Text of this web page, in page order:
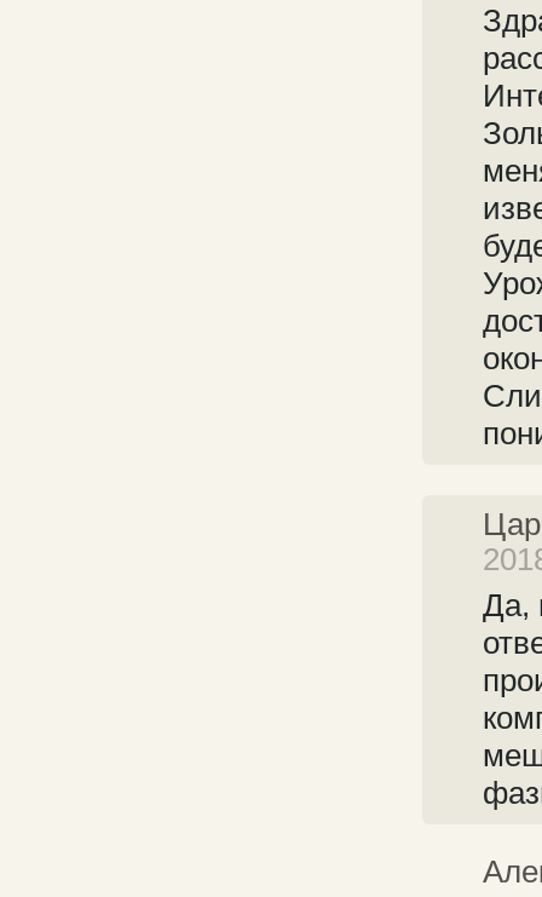
Да,